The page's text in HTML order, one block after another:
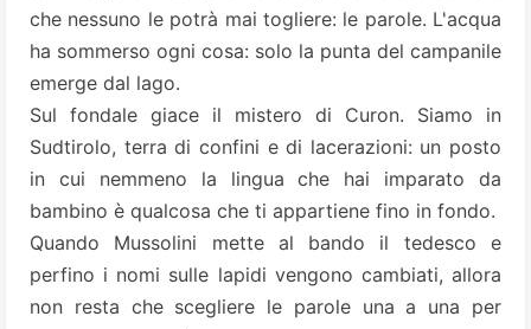
che nessuno le potrà mai togliere: le parole. L'acqua
ha sommerso ogni cosa: solo la punta del campanile
emerge dal lago.
Sul fondale giace il mistero di Curon. Siamo in
Sudtirolo, terra di confini e di lacerazioni: un posto
in cui nemmeno la lingua che hai imparato da
bambino è qualcosa che ti appartiene fino in fondo.
Quando Mussolini mette al bando il tedesco e
perfino i nomi sulle lapidi vengono cambiati, allora
non resta che scegliere le parole una a una per